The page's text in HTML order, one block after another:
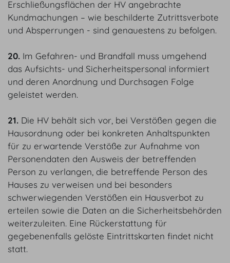
Erschließungsflächen der HV angebrachte
Kundmachungen – wie beschilderte Zutrittsverbote
und Absperrungen - sind genauestens zu befolgen.
20. Im Gefahren- und Brandfall muss umgehend
das Aufsichts- und Sicherheitspersonal informiert
und deren Anordnung und Durchsagen Folge
geleistet werden.
21. Die HV behält sich vor, bei Verstößen gegen die
Hausordnung oder bei konkreten Anhaltspunkten
für zu erwartende Verstöße zur Aufnahme von
Personendaten den Ausweis der betreffenden
Person zu verlangen, die betreffende Person des
Hauses zu verweisen und bei besonders
schwerwiegenden Verstößen ein Hausverbot zu
erteilen sowie die Daten an die Sicherheitsbehörden
weiterzuleiten. Eine Rückerstattung für
gegebenenfalls gelöste Eintrittskarten findet nicht
statt.